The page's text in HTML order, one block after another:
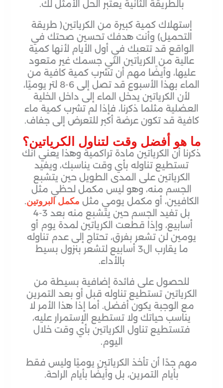
بالطريقة الثانية يعتبر الحل الأمثل لك.
إستهلاك كمية كبيرة من الكرياتين( طريقة
التحميل) وأنت هدفك تحسين صحتك في
الواقع قد تتعبك في أول الأيام لأنها كمية
عالية من الكرياتين التي جسمك غير متعود
عليها، وأيضًا مهم أن تشرب كمية كافية من
الماء بهذا الأسبوع قد تصل إلى 6-8 لتر يوميًا،
لأن الكرياتين يدخل الماء إلى داخل الخلية
العضلية مثلما ذكرنا، فإذا لم تشرب كمية ماء
كافية قد تكون عرضة أكبر للتعرض إلى جفاف.
ما هو أفضل وقت لتناول الكرياتين؟
ذكرنا أن الكرياتين مادة تراكمية وهذا يعني أنك
تستطيع تناوله بأي وقت يناسبك، ويفيد
الكرياتين على المدى الطويل حين يتشبع
الجسم منه، وهو ليس مكمل لحظي مثل
الكافيين، أو مكمل يومي مثل مكمل البروتين.
بل تفيد الجسم حين يتشبع منه بعد 3-4
أسابيع، وإذا قطعت الكرياتين لمدة يوم أو
يومين لن تشعر بفرق، تحتاج إلى عدم تناوله
ما يقارب ال3 أسابيع لتشعر بنزول بسيط
بالأداء.
للحصول على فائدة إضافية بسيطة من
الكرياتين تستطيع تناوله قبل أو بعد التمرين
مع الوجبة يكون أفضل. أما إذا هذا الأمر لا
يناسب حياتك ولا تستطيع الإستمرار عليه،
فتستطيع تناول الكرياتين بأي وقت خلال
اليوم.
مهم جدًا أن تأخذ الكرياتين يوميًا وليس فقط
بأيام التمرين، بل وأيضًا بأيام الراحة.